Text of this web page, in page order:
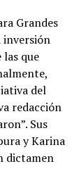
Grandes
inversión
que
del
redacción
Sus
y Karina
dictamen